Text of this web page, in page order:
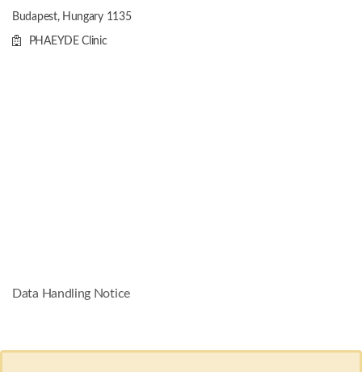
Budapest, Hungary 1135
PHAEYDE Clinic
Data Handling Notice